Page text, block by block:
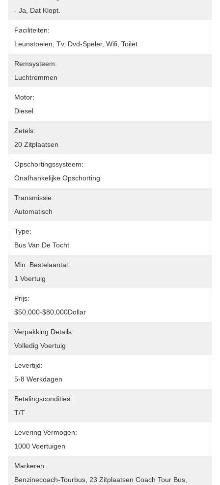
- Ja, Dat Klopt.
Faciliteiten:
Leunstoelen, Tv, Dvd-Speler, Wifi, Toilet
Remsysteem:
Luchtremmen
Motor:
Diesel
Zetels:
20 Zitplaatsen
Opschortingssysteem:
Onafhankelijke Opschorting
Transmissie:
Automatisch
Type:
Bus Van De Tocht
Min. Bestelaantal:
1 Voertuig
Prijs:
$50,000-$80,000Dollar
Verpakking Details:
Volledig Voertuig
Levertijd:
5-8 Werkdagen
Betalingscondities:
T/T
Levering Vermogen:
1000 Voertuigen
Markeren:
Benzinecoach-Tourbus 23 Zitplaatsen Coach Tour Bus